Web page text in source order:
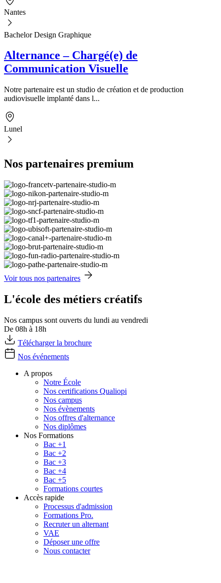
Nantes
Bachelor Design Graphique
Alternance – Chargé(e) de
Communication Visuelle
Notre partenaire est un studio de création et de production
audiovisuelle implanté dans l...
Lunel
Nos partenaires premium
Voir tous nos partenaires
L'école des métiers créatifs
Nos campus sont ouverts du lundi au vendredi
De 08h à 18h
Télécharger la brochure
Nos événements
A propos
Notre École
Nos certifications Qualiopi
Nos campus
Nos évènements
Nos offres d'alternance
Nos diplômes
Nos Formations
Bac +1
Bac +2
Bac +3
Bac +4
Bac +5
Formations courtes
Accès rapide
Processus d'admission
Formations Pro.
Recruter un alternant
VAE
Déposer une offre
Nous contacter